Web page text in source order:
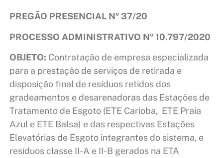
PREGÃO PRESENCIAL Nº 37/20
PROCESSO ADMINISTRATIVO Nº 10.797/2020
OBJETO: Contratação de empresa especializada
para a prestação de serviços de retirada e
disposição final de resíduos retidos dos
gradeamentos e desarenadoras das Estações de
Tratamento de Esgoto (ETE Carioba, ETE Praia
Azul e ETE Balsa) e das respectivas Estações
Elevatórias de Esgoto integrantes do sistema, e
resíduos classe II-A e II-B gerados na ETA